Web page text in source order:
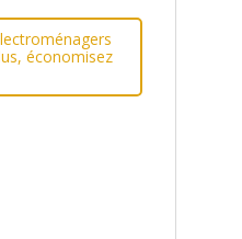
économisez